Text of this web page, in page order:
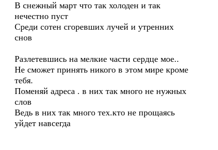
В снежный март что так холоден и так
нечестно пуст
Среди сотен сгоревших лучей и утренних
снов
Разлетевшись на мелкие части сердце мое..
Не сможет принять никого в этом мире кроме
тебя.
Поменяй адреса . в них так много не нужных
слов
Ведь в них так много тех.кто не прощаясь
уйдет навсегда